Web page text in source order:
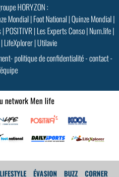
HORYZON :
Mondial|Foot National|Quinze Mondial|
|POSITIVR|Les Experts Conso|Num.life|
LifeXplorer|Utilavie
-politique de confidentialité-contact-
network Men life
LIFESTYLE ÉVASION BUZZ CORNER